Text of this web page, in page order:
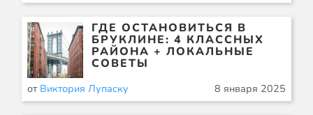
ГДЕ ОСТАНОВИТЬСЯ В
БРУКЛИНЕ: 4 КЛАССНЫХ
РАЙОНА + ЛОКАЛЬНЫЕ
СОВЕТЫ
от Виктория Лупаску 8 января 2025